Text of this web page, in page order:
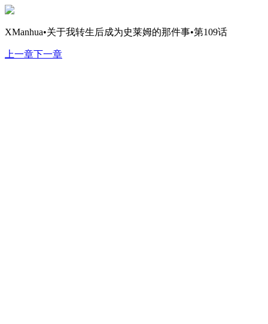
XManhua•关于我转生后成为史莱姆的那件事•第109话
上一章下一章